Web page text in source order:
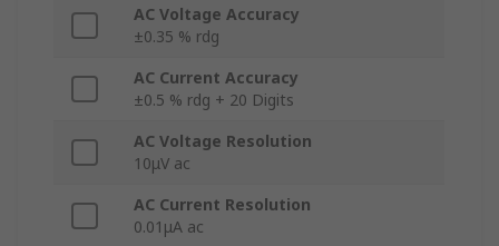
AC Voltage Accuracy
±0.35 % rdg
AC Current Accuracy
±0.5 % rdg + 20 Digits
AC Voltage Resolution
10μV ac
AC Current Resolution
0.01μA ac